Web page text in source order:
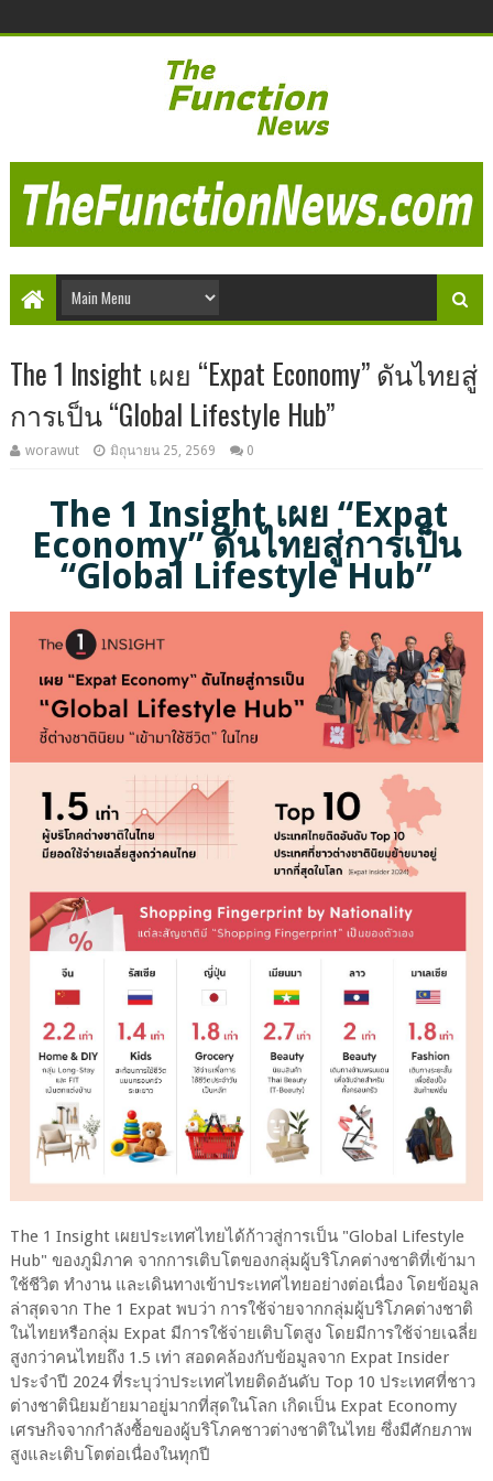
The 1 Insight เผย “Expat Economy” ดันไทยสู่
การเป็น “Global Lifestyle Hub”
worawut มิถุนายน 25, 2569 0
The 1 Insight เผย “Expat
Economy” ดันไทยสู่การเป็น
“Global Lifestyle Hub”
The 1 Insight เผยประเทศไทยได้ก้าวสู่การเป็น "Global Lifestyle
Hub" ของภูมิภาค จากการเติบโตของกลุ่มผู้บริโภคต่างชาติที่เข้ามา
ใช้ชีวิต ทำงาน และเดินทางเข้าประเทศไทยอย่างต่อเนื่อง โดยข้อมูล
ล่าสุดจาก The 1 Expat พบว่า การใช้จ่ายจากกลุ่มผู้บริโภคต่างชาติ
ในไทยหรือกลุ่ม Expat มีการใช้จ่ายเติบโตสูง โดยมีการใช้จ่ายเฉลี่ย
สูงกว่าคนไทยถึง 1.5 เท่า สอดคล้องกับข้อมูลจาก Expat Insider
ประจำปี 2024 ที่ระบุว่าประเทศไทยติดอันดับ Top 10 ประเทศที่ชาว
ต่างชาตินิยมย้ายมาอยู่มากที่สุดในโลก เกิดเป็น Expat Economy
เศรษกิจจากกำลังซื้อของผู้บริโภคชาวต่างชาติในไทย ซึ่งมีศักยภาพ
สูงและเติบโตต่อเนื่องในทุกปี